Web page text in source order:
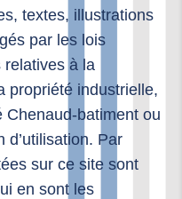
textes, illustrations
par les lois
relatives à la
propriété industrielle,
Chenaud-batiment ou
d’utilisation. Par
sur ce site sont
en sont les